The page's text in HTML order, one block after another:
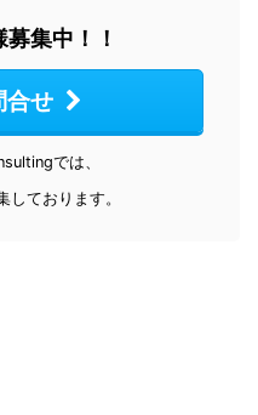
集中！！
合せ
では、
しております。